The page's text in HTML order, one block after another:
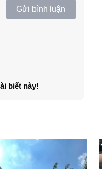
Gửi bình luận
biết này!